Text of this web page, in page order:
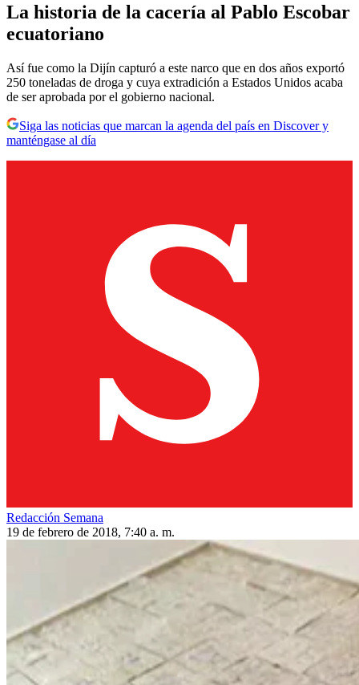
La historia de la cacería al Pablo Escobar
ecuatoriano
Así fue como la Dijín capturó a este narco que en dos años exportó
250 toneladas de droga y cuya extradición a Estados Unidos acaba
de ser aprobada por el gobierno nacional.
Siga las noticias que marcan la agenda del país en Discover y
manténgase al día
Redacción Semana
19 de febrero de 2018, 7:40 a. m.